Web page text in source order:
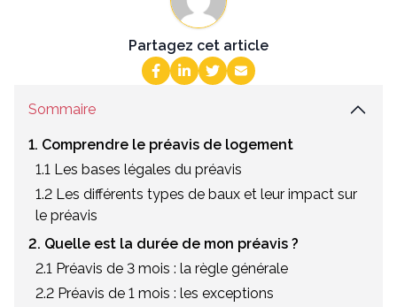
Partagez cet article
Sommaire
1. Comprendre le préavis de logement
1.1 Les bases légales du préavis
1.2 Les différents types de baux et leur impact sur
le préavis
2. Quelle est la durée de mon préavis ?
2.1 Préavis de 3 mois : la règle générale
2.2 Préavis de 1 mois : les exceptions